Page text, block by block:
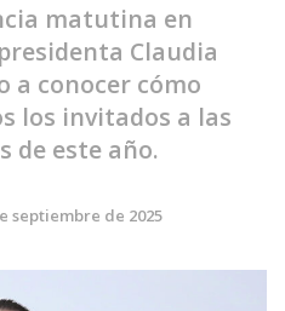
matutina en
Claudia
a conocer cómo
los invitados a las
de este año.
septiembre de 2025